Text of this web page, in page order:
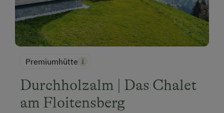
Premiumhütte
Durchholzalm | Das Chalet
am Floitensberg